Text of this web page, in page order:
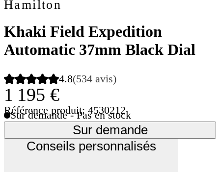
Hamilton
Khaki Field Expedition
Automatic 37mm Black Dial
4.8(534 avis)
1 195 €
Référence produit: 4530212
Sur demande - Pas en stock
Sur demande
Conseils personnalisés